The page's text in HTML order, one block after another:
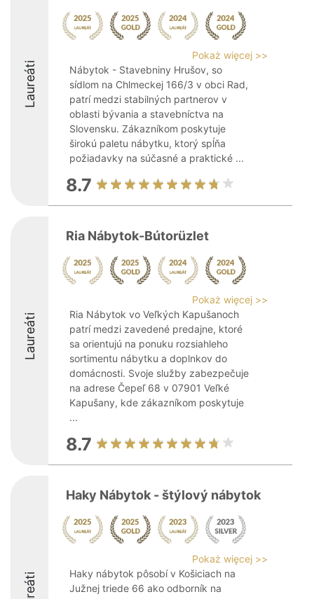
Laureáti
Pokaż więcej >>
Nábytok - Stavebniny Hrušov, so
sídlom na Chlmeckej 166/3 v obci Rad,
patrí medzi stabilných partnerov v
oblasti bývania a stavebníctva na
Slovensku. Zákazníkom poskytuje
širokú paletu nábytku, ktorý spĺňa
požiadavky na súčasné a praktické ...
8.7
Laureáti
Ria Nábytok-Bútorüzlet
Pokaż więcej >>
Ria Nábytok vo Veľkých Kapušanoch
patrí medzi zavedené predajne, ktoré
sa orientujú na ponuku rozsiahleho
sortimentu nábytku a doplnkov do
domácnosti. Svoje služby zabezpečuje
na adrese Čepeľ 68 v 07901 Veľké
Kapušany, kde zákazníkom poskytuje
...
8.7
Haky Nábytok - štýlový nábytok
Pokaż więcej >>
Haky nábytok pôsobí v Košiciach na
Južnej triede 66 ako odborník na